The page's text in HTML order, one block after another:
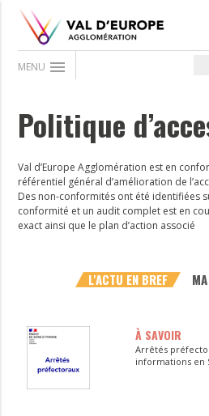
MENU menu
Politique
Val d’Europe Agglomération est en
référentiel général d’amélioration de
Des non-conformités ont été identifiées
conformité et un audit complet est en
exact ainsi que le plan d’action associé
L'ACTU EN BREF
À SAVOIR
Arrêtés
informations en